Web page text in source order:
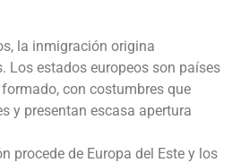
la inmigración origina
Los estados europeos son países
con costumbres que
y presentan escasa apertura
procede de Europa del Este y los